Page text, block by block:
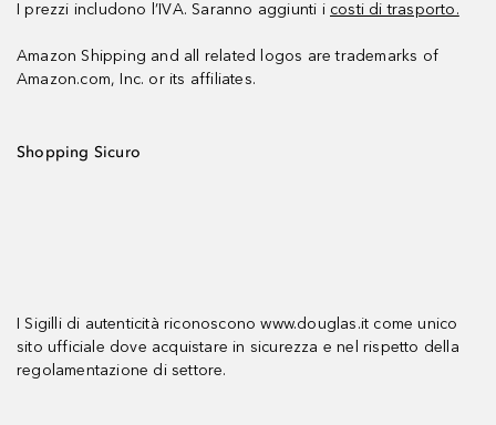
I prezzi includono l’IVA. Saranno aggiunti i costi di trasporto.
Amazon Shipping and all related logos are trademarks of
Amazon.com, Inc. or its affiliates.
Shopping Sicuro
I Sigilli di autenticità riconoscono www.douglas.it come unico
sito ufficiale dove acquistare in sicurezza e nel rispetto della
regolamentazione di settore.